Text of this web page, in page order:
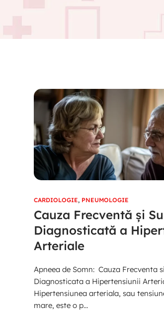
CARDIOLOGIE, PNEUMOLOGIE
Cauza Frecventă și
Diagnosticată a
Arteriale
Apneea de Somn: Cauza Frecventa
Diagnosticata a Hipertensiunii
Hipertensiunea arteriala, sau
mare, este o p...